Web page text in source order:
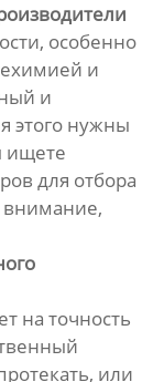
особенно
и
и
этого нужны
ищете
для отбора
внимание,
на точность
или